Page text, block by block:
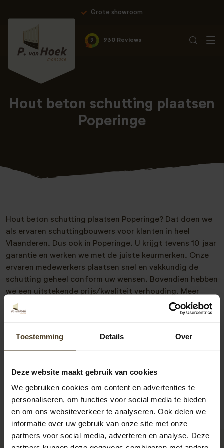
Toestemming Details Over
Deze website maakt gebruik van cookies
We gebruiken cookies om content en advertenties te
personaliseren, om functies voor social media te bieden
en om ons websiteverkeer te analyseren. Ook delen we
informatie over uw gebruik van onze site met onze
partners voor social media, adverteren en analyse. Deze
Grote showroom
9 930 Reviews
Hout beton schutting plaatsen
Poperinge
Hout beton schutting plaatsen Poperinge? Dat doen we
als ervaren schuttingbouwers voor klanten in heel
Vlaanderen. Dus ook in Poperinge. U krijgt tevens 10 jaar
garantie en werken we met de juiste keurmerken. Onze
ervaren medewerkers plaatsen snel en vakkundig de
schutting geheel conform uw wensen. Bovendien hebben
we een uitstekende prijs/kwaliteit verhouding. Meer
weten of vrijblijvend advies nodig? Neem vrijblijvend met
ons contact op. Telefonisch zijn we te bereiken op00-
Ook kunt u direct een
offerte schutting plaatsen
aanvragen. We helpen u graag! “